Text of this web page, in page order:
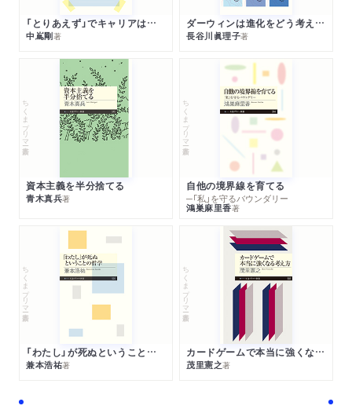
「とりあえず」でキャリアは決まる
中嶌剛著
ダーウィンは進化をどう考えたのか
長谷川眞理子著
ちくまプリマー新書
資本主義を半分捨てる
青木真兵著
ちくまプリマー新書
自他の境界線を育てる
─「私」を守るバウンダリー
鴻巣麻里香著
ちくまプリマー新書
「わたし」が死ぬということの哲学
兼本浩祐著
ちくまプリマー新書
カードゲームで本当に強くなる考え方
茂里憲之著